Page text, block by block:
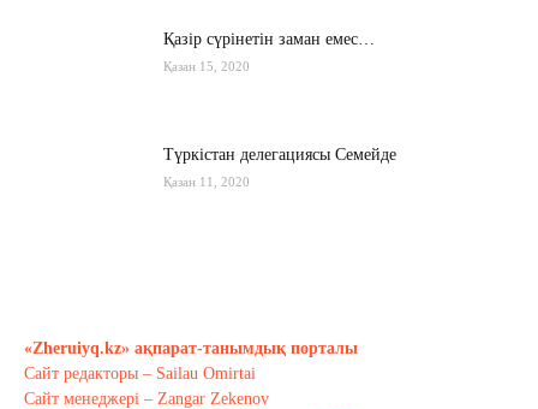
Қазір сүрінетін заман емес…
Қазан 15, 2020
Түркістан делегациясы Семейде
Қазан 11, 2020
Тағы оқу
«Zheruiyq.kz» ақпарат-танымдық порталы
Сайт редакторы – Sailau Omirtai
Сайт менеджері – Zangar Zekenov